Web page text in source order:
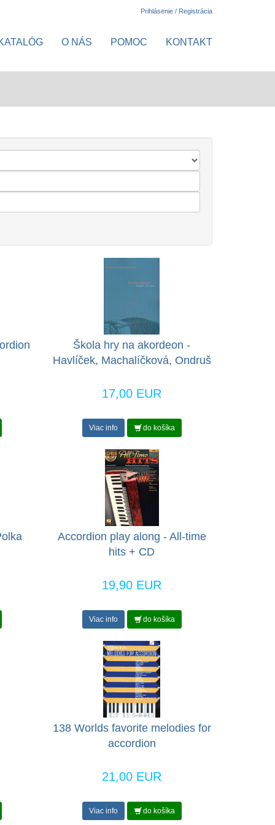
Prihlásenie / Registrácia
O NÁS POMOC KONTAKT
Škola hry na akordeon -
Havlíček, Machalíčková, Ondruš
17,00 EUR
Viac info do košíka
Accordion play along - All-time
hits + CD
19,90 EUR
Viac info do košíka
138 Worlds favorite melodies for
accordion
21,00 EUR
Viac info do košíka